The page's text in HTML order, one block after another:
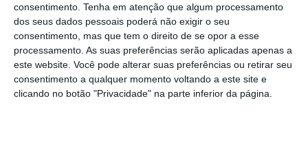
consentimento. Tenha em atenção que algum processamento
dos seus dados pessoais poderá não exigir o seu
consentimento, mas que tem o direito de se opor a esse
processamento. As suas preferências serão aplicadas apenas a
este website. Você pode alterar suas preferências ou retirar seu
consentimento a qualquer momento voltando a este site e
clicando no botão "Privacidade" na parte inferior da página.